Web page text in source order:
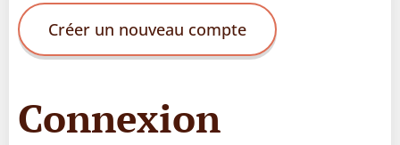
Créer un nouveau compte
Connexion